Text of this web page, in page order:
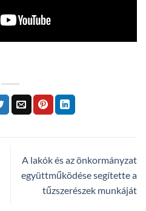
A lakók és az önkormányzat
együttműködése segítette a
tűzszerészek munkáját